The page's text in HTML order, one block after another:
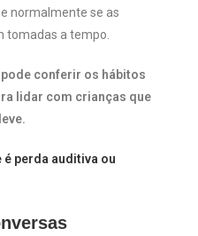
normalmente se as
tomadas a tempo.
conferir os hábitos
lidar com crianças que
perda auditiva ou